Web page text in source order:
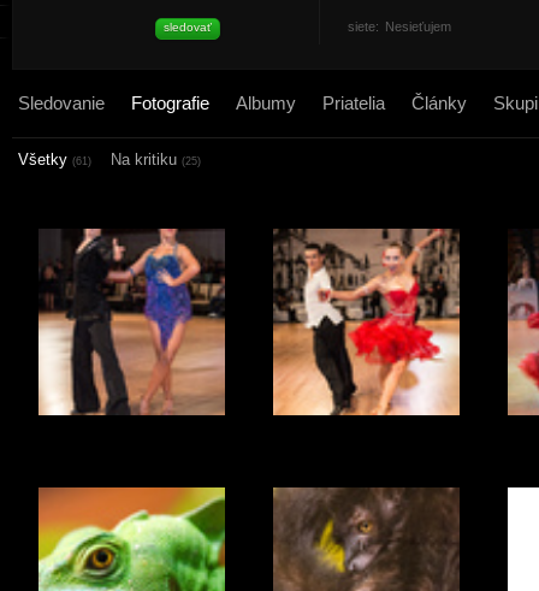
sledovať siete: Nesieťujem
Sledovanie Fotografie Albumy Priatelia Články
Všetky (61) Na kritiku (25)